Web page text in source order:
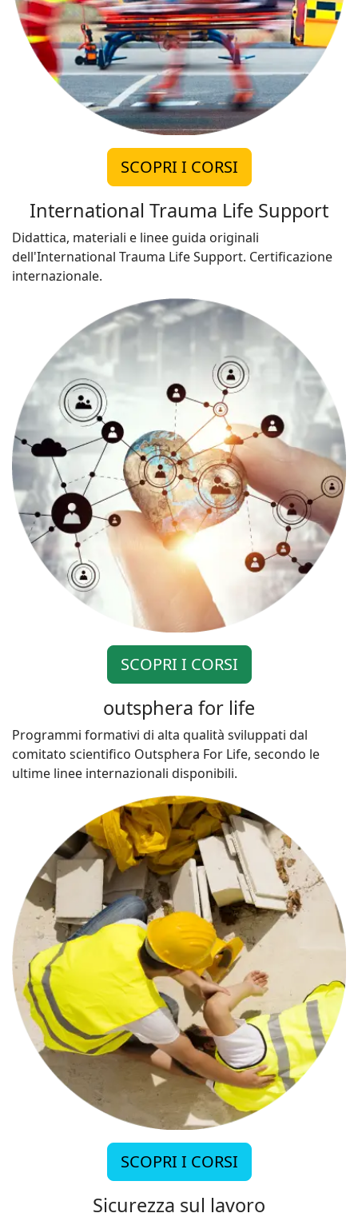
SCOPRI I CORSI
International Trauma Life Support
Didattica, materiali e linee guida originali
dell'International Trauma Life Support. Certificazione
internazionale.
SCOPRI I CORSI
outsphera for life
Programmi formativi di alta qualità sviluppati dal
comitato scientifico Outsphera For Life, secondo le
ultime linee internazionali disponibili.
SCOPRI I CORSI
Sicurezza sul lavoro